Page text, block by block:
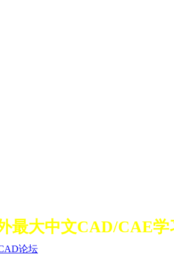
最大中文CAD/CAE学
论坛